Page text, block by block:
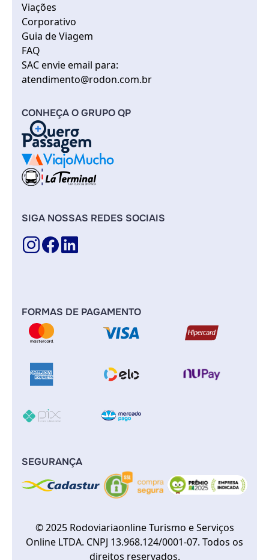
Viações
Corporativo
Guia de Viagem
FAQ
SAC envie email para:
atendimento@rodon.com.br
CONHEÇA O GRUPO QP
SIGA NOSSAS REDES SOCIAIS
FORMAS DE PAGAMENTO
SEGURANÇA
© 2025 Rodoviariaonline Turismo e Serviços
Online LTDA. CNPJ 13.968.124/0001-07. Todos os
direitos reservados.